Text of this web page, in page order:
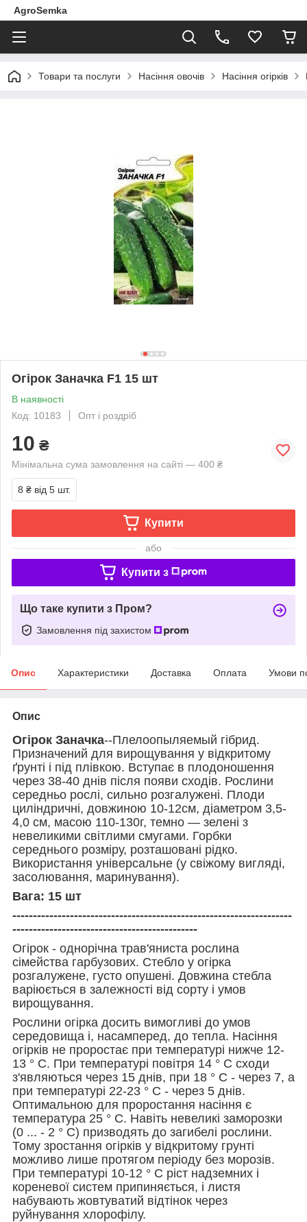
AgroSemka
Товари та послуги Насіння овочів Насіння огірків
Огірок Заначка F1 15 шт
В наявності
Код: 10183
Опт і роздріб
10 ₴
Мінімальна сума замовлення на сайті — 400 ₴
8 ₴ від 5 шт.
Купити
або
Купити з
Що таке купити з Пром?
Замовлення під захистом
Опис Характеристики Доставка Оплата Умови
Опис
Огірок Заначка--Плелоопыляемый гібрид.
Призначений для вирощування у відкритому
ґрунті і під плівкою. Вступає в плодоношення
через 38-40 днів після появи сходів. Рослини
середньо рослі, сильно розгалужені. Плоди
циліндричні, довжиною 10-12см, діаметром 3,5-
4,0 см, масою 110-130г, темно — зелені з
невеликими світлими смугами. Горбки
середнього розміру, розташовані рідко.
Використання універсальне (у свіжому вигляді,
засолювання, маринування).
Вага: 15 шт
--------------------------------------------------------------------
---------------------------------------------
Огірок - однорічна трав'яниста рослина
сімейства гарбузових. Стебло у огірка
розгалужене, густо опушені. Довжина стебла
варіюється в залежності від сорту і умов
вирощування.
Рослини огірка досить вимогливі до умов
середовища і, насамперед, до тепла. Насіння
огірків не проростає при температурі нижче 12-
13 ° С. При температурі повітря 14 ° С сходи
з'являються через 15 днів, при 18 ° С - через 7, а
при температурі 22-23 ° С - через 5 днів.
Оптимальною для проростання насіння є
температура 25 ° С. Навіть невеликі заморозки
(0 ... - 2 ° С) призводять до загибелі рослини.
Тому зростання огірків у відкритому грунті
можливо лише протягом періоду без морозів.
При температурі 10-12 ° С ріст надземних і
кореневої систем припиняється, і листя
набувають жовтуватий відтінок через
руйнування хлорофілу.